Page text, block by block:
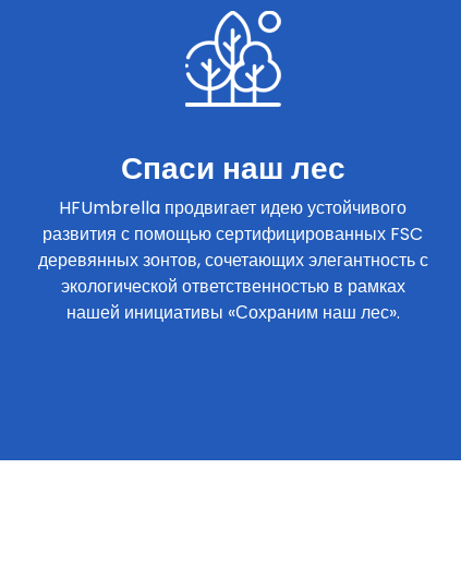
Спаси наш лес
HFUmbrella продвигает идею устойчивого
развития с помощью сертифицированных FSC
деревянных зонтов, сочетающих элегантность с
экологической ответственностью в рамках
нашей инициативы «Сохраним наш лес».